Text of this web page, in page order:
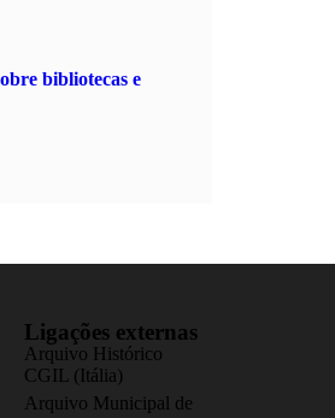
bibliotecas e
Ligações externas
Arquivo Histórico
CGIL (Itália)
Arquivo Municipal de